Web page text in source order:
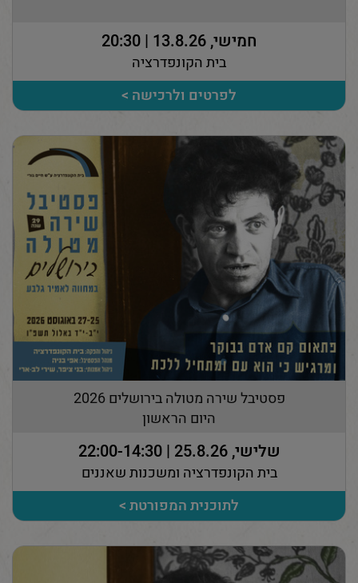
חמישי, 13.8.26 | 20:30
בית הקונפדרציה
לפרטים ולרכישה >
פסטיבל שירה מטולה בירושלים 2026
היום הראשון
שלישי, 25.8.26 | 22:00-14:30
בית הקונפדרציה ומשכנות שאננים
לתוכנית המפורטת >